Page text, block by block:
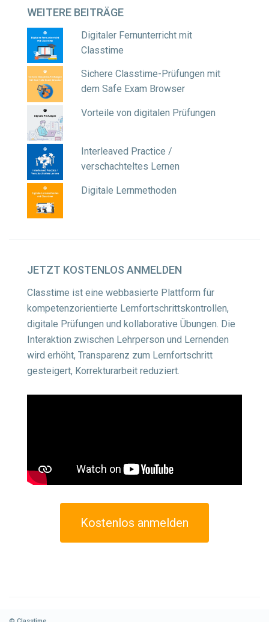
WEITERE BEITRÄGE
Digitaler Fernunterricht mit
Classtime
Sichere Classtime-Prüfungen mit
dem Safe Exam Browser
Vorteile von digitalen Prüfungen
Interleaved Practice /
verschachteltes Lernen
Digitale Lernmethoden
JETZT KOSTENLOS ANMELDEN
Classtime ist eine webbasierte Plattform für
kompetenzorientierte Lernfortschrittskontrollen,
digitale Prüfungen und kollaborative Übungen. Die
Interaktion zwischen Lehrperson und Lernenden
wird erhöht, Transparenz zum Lernfortschritt
gesteigert, Korrekturarbeit reduziert.
Kostenlos anmelden